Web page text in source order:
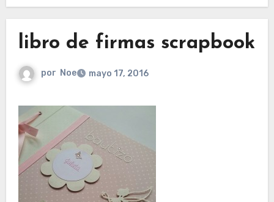
libro de firmas scrapbook
por Noe mayo 17, 2016